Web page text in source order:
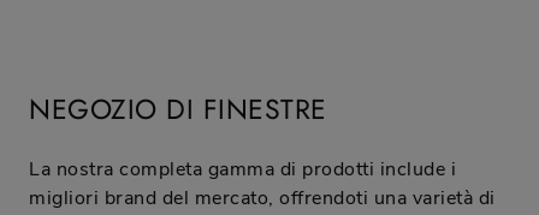
NEGOZIO DI FINESTRE
La nostra completa gamma di prodotti include i
migliori brand del mercato, offrendoti una varietà di